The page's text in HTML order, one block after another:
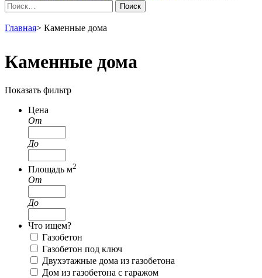
Поиск
Главная> Каменные дома
Каменные дома
Показать фильтр
Цена
От
До
Площадь м2
От
До
Что ищем?
Газобетон
Газобетон под ключ
Двухэтажные дома из газобетона
Дом из газобетона с гаражом